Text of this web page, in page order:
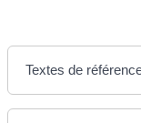
Textes de